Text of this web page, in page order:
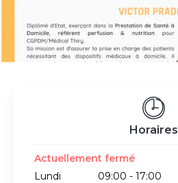
Horaires
Actuellement fermé
Lundi
09:00 - 17:00